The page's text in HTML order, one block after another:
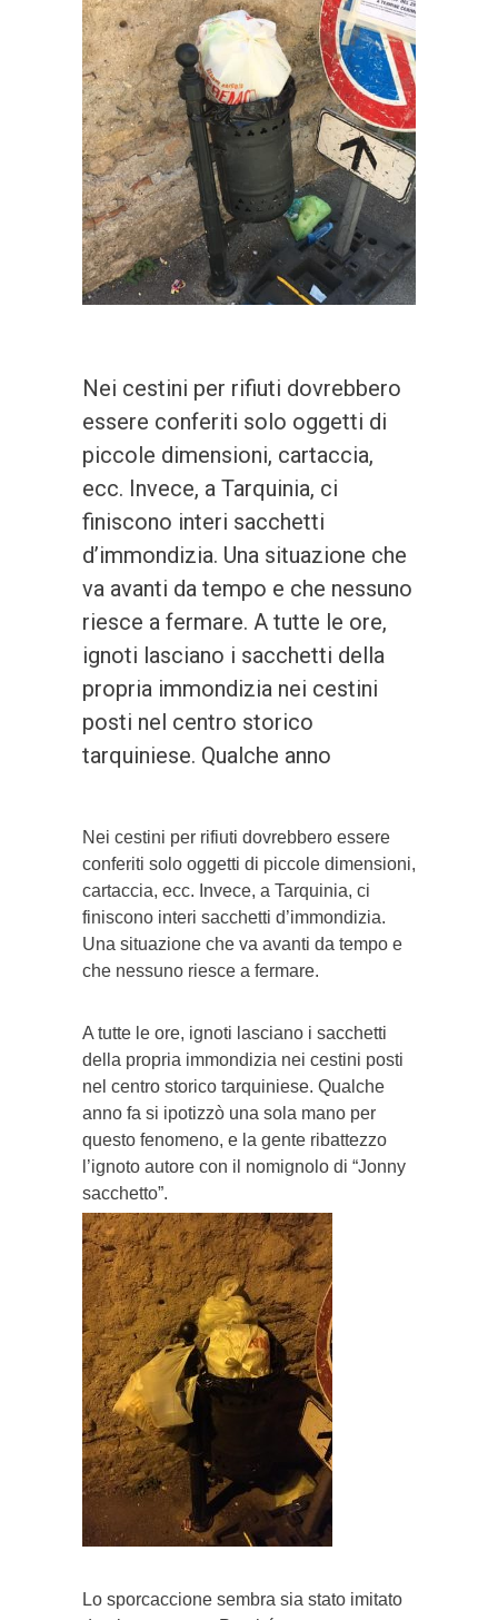
Nei cestini per rifiuti dovrebbero
essere conferiti solo oggetti di
piccole dimensioni, cartaccia,
ecc. Invece, a Tarquinia, ci
finiscono interi sacchetti
d’immondizia. Una situazione che
va avanti da tempo e che nessuno
riesce a fermare. A tutte le ore,
ignoti lasciano i sacchetti della
propria immondizia nei cestini
posti nel centro storico
tarquiniese. Qualche anno
Nei cestini per rifiuti dovrebbero essere
conferiti solo oggetti di piccole dimensioni,
cartaccia, ecc. Invece, a Tarquinia, ci
finiscono interi sacchetti d’immondizia.
Una situazione che va avanti da tempo e
che nessuno riesce a fermare.
A tutte le ore, ignoti lasciano i sacchetti
della propria immondizia nei cestini posti
nel centro storico tarquiniese. Qualche
anno fa si ipotizzò una sola mano per
questo fenomeno, e la gente ribattezzo
l’ignoto autore con il nomignolo di “Jonny
sacchetto”.
Lo sporcaccione sembra sia stato imitato